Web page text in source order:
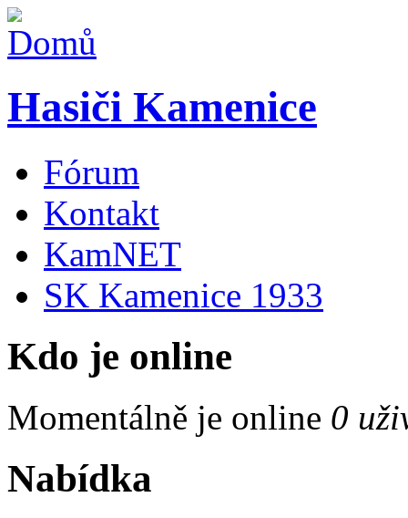
Hasiči Kamenice
Fórum
Kontakt
KamNET
SK Kamenice 1933
Kdo je online
Momentálně je online 0
Nabídka